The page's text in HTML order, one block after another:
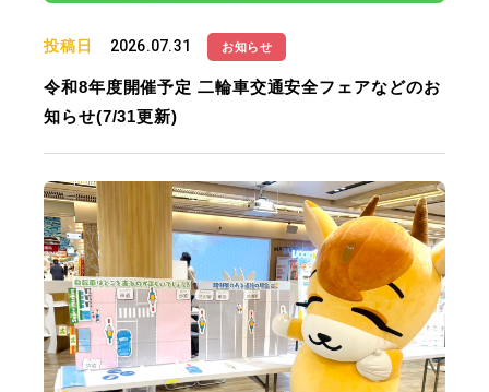
投稿日 2026.07.31 お知らせ
令和8年度開催予定 二輪車交通安全フェアなどのお
知らせ(7/31更新)